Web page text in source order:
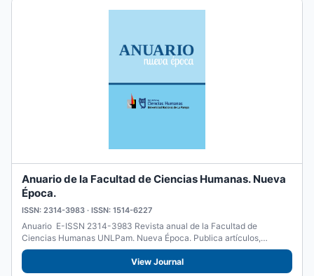
Anuario de la Facultad de Ciencias Humanas. Nueva
Época.
ISSN: 2314-3983 · ISSN: 1514-6227
Anuario E-ISSN 2314-3983 Revista anual de la Facultad de
Ciencias Humanas UNLPam. Nueva Época. Publica artículos,
reseñas y...
View Journal